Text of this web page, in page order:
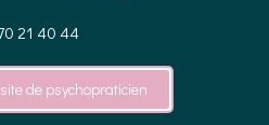
21 40 44
de psychopraticien